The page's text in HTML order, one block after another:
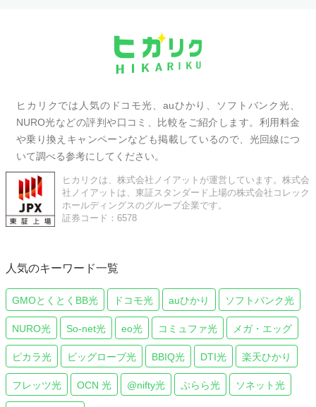
ヒカリクでは人気のドコモ光、auひかり、ソフトバンク光、
NURO光などの評判や口コミ、比較をご紹介します。利用料金
や乗り換えキャンペーンなども掲載しているので、光回線につ
いて調べる参考にしてください。
ヒカリクは、株式会社ノイアットが運営しています。株式会
社ノイアットは、東証スタンダード上場の株式会社コレック
ホールディングスのグループ企業です。
証券コード：6578
人気のキーワード一覧
GMOとくとくBB光 ドコモ光 auひかり ソフトバンク光
NURO光 So-net光 eo光 コミュファ光 メガ・エッグ
ピカラ光 ビッグローブ光 BBIQ光 DTI光 楽天ひかり
フレッツ光 OCN 光 @nifty光 ぷらら光 ソネット光